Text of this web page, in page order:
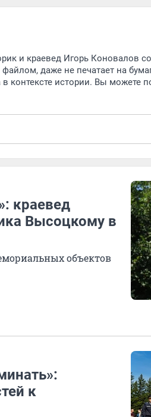
и краевед Игорь Коновалов
даже не печатает на
контексте истории. Вы можете
краевед
Высоцкому в
объектов
к